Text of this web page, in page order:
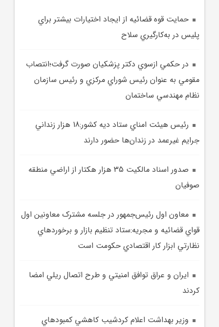
حمايت قوه قضائيه از ايجاد اختيارات بيشتر براي
پليس در به‌کارگيري سلاح
در حکمي ازسوي دکتر پزشکيان صورت گرفت؛انتصاب
مقومي به عنوان رئيس شوراي مرکزي و رئيس سازمان
نظام مهندسي ساختمان
رئيس هيئت امناي ستاد ديه کشور:18 هزار زنداني
جرايم غيرعمد در زندان‌ها حضور دارند
صدور اسناد مالکيت 35 هزار هکتار از اراضي منطقه
صوفيان
معاون اول رئيس‌جمهور در جلسه مشترک معاونين اول
قواي قضائيه و مجريه:ستاد تنظيم بازار و برخوردهاي
نظارتي ابزار کار اقتصادي حکومت است
ايران و عراق توافق امنيتي و طرح اتصال ريلي امضا
کردند
وزير بهداشت اعلام کردشيب کاهشي کمبودهاي